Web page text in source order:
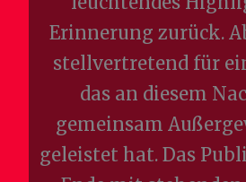
Erinnerung zurück.
stellvertretend für
das an diesem
gemeinsam
geleistet hat. Das